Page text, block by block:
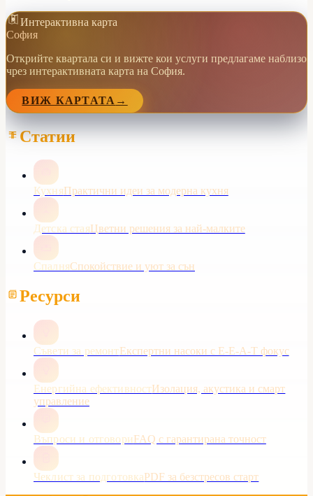
Интерактивна карта
София
Открийте квартала си и вижте кои услуги предлагаме наблизо
чрез интерактивната карта на София.
ВИЖ КАРТАТА →
Статии
КухняПрактични идеи за модерна кухня
Детска стаяЦветни решения за най-малките
СпалняСпокойствие и уют за сън
Ресурси
Съвети за ремонтЕкспертни насоки с E-E-A-T фокус
Енергийна ефективностИзолация, акустика и смарт
управление
Въпроси и отговориFAQ с гарантирана точност
Чеклист за подготовкаPDF за безстресов старт